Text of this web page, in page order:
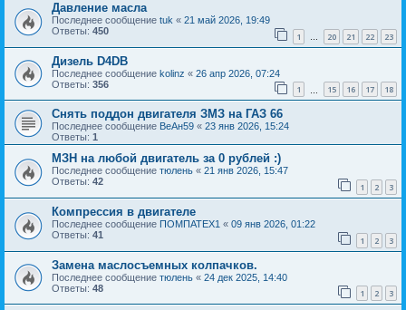
Давление масла
Последнее сообщение tuk « 21 май 2026, 19:49
Ответы: 450 1 … 20 21 22 23
Дизель D4DB
Последнее сообщение kolinz « 26 апр 2026, 07:24
Ответы: 356 1 15 16 17 18
Снять поддон двигателя ЗМЗ на ГАЗ 66
Последнее сообщение ВеАн59 « 23 янв 2026, 15:24
Ответы: 1
МЗН на любой двигатель за 0 рублей :)
Последнее сообщение тюлень « 21 янв 2026, 15:47
Ответы: 42 1 2 3
Компрессия в двигателе
Последнее сообщение ПОМПАТЕХ1 « 09 янв 2026, 01:22
Ответы: 41 1 2 3
Замена маслосъемных колпачков.
Последнее сообщение тюлень « 24 дек 2025, 14:40
Ответы: 48 1 2 3